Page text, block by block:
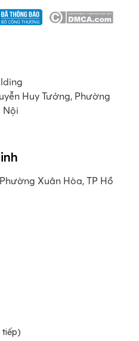
Huy Tưởng, Phường
Nội
Xuân Hòa, TP Hồ
tiếp)